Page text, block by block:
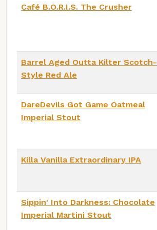
Café B.O.R.I.S. The Crusher
Barrel Aged Outta Kilter Scotch-
Style Red Ale
DareDevils Got Game Oatmeal
Imperial Stout
Killa Vanilla Extraordinary IPA
Sippin' Into Darkness: Chocolate
Imperial Martini Stout